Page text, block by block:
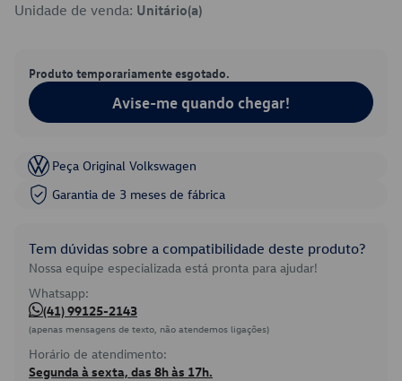
Unidade de venda: Unitário(a)
Produto temporariamente esgotado.
Avise-me quando chegar!
Peça Original Volkswagen
Garantia de 3 meses de fábrica
Tem dúvidas sobre a compatibilidade deste produto?
Nossa equipe especializada está pronta para ajudar!
Whatsapp:
(41) 99125-2143
(apenas mensagens de texto, não atendemos ligações)
Horário de atendimento:
Segunda à sexta, das 8h às 17h.